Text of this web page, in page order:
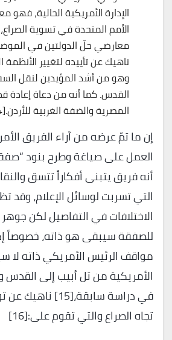
الإدارة الأمريكية الحالية،
الأمم المتحدة في تسوية
معارضي حلّ الدولتين في
ناهيك عن تأييده لتغيير الأنظمة
وهو من أشد المؤيدين لنقل
القدس. كما أنه من دعاة إعادة
المصرية والضفة الغربية للأردن.[14]
إن ما تمّ عرضه من آراء الفريق
العمل على صياغة وطرح بنود
أنه فريق يتبنى أفكاراً تتسق
التي تسربت لوسائل الإعلام،
الاختلافات في التفاصيل لكن جوهر
للصفقة سيبقى هو ذاته، خصوصاً
مواقف الرئيس الأمريكي ذاته لا
الأمريكية من تل أبيب إلى
في دراسة سابقة،[15]
تجاه الصراع والتي تقوم على:[16]